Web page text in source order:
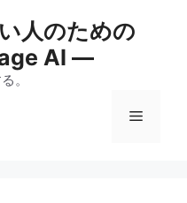
人のための
AI ―
。
メ